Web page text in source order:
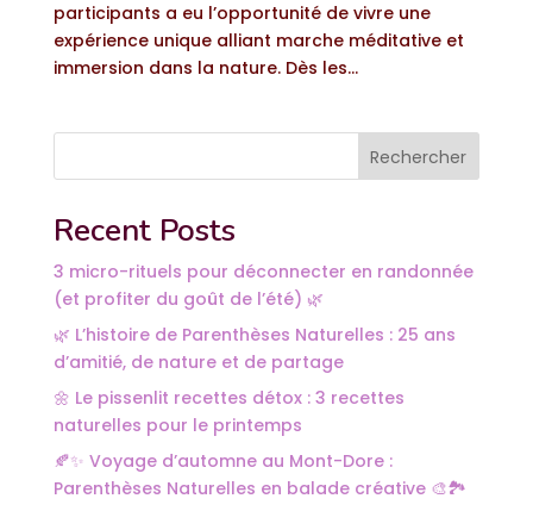
participants a eu l’opportunité de vivre une
expérience unique alliant marche méditative et
immersion dans la nature. Dès les...
Rechercher
Recent Posts
3 micro-rituels pour déconnecter en randonnée
(et profiter du goût de l’été) 🌿
🌿 L’histoire de Parenthèses Naturelles : 25 ans
d’amitié, de nature et de partage
🌼 Le pissenlit recettes détox : 3 recettes
naturelles pour le printemps
🍂✨ Voyage d’automne au Mont-Dore :
Parenthèses Naturelles en balade créative 🎨🏞️